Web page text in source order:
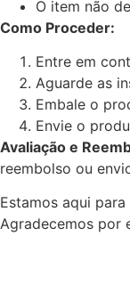
O item não
Como Proceder:
Entre em
Aguarde as
Embale o
Envie o
Avaliação e
reembolso ou
Estamos aqui
Agradecemos por